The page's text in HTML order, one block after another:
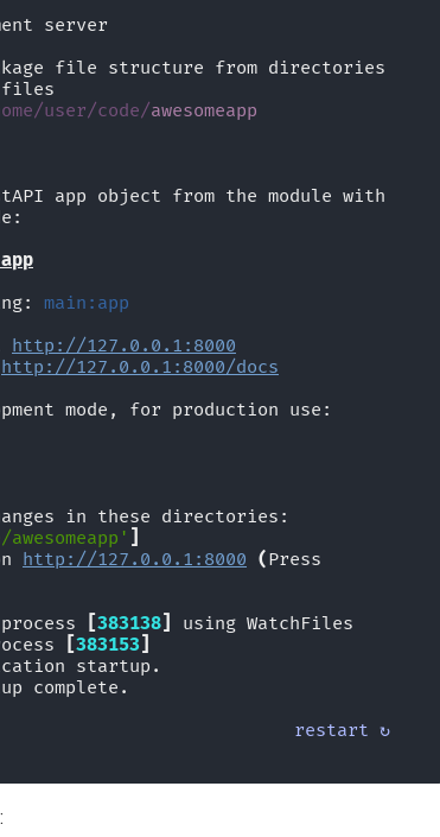
server 🚀
for package file structure from directories
files
user/code/awesomeapp
app object from the module with
app
main:app
http://127.0.0.1:8000
http://127.0.0.1:8000/docs
mode, for production use:
in these directories:
]
http://127.0.0.1:8000 (Press
[383138]
using WatchFiles
[383153]
startup.
complete.
restart ↻